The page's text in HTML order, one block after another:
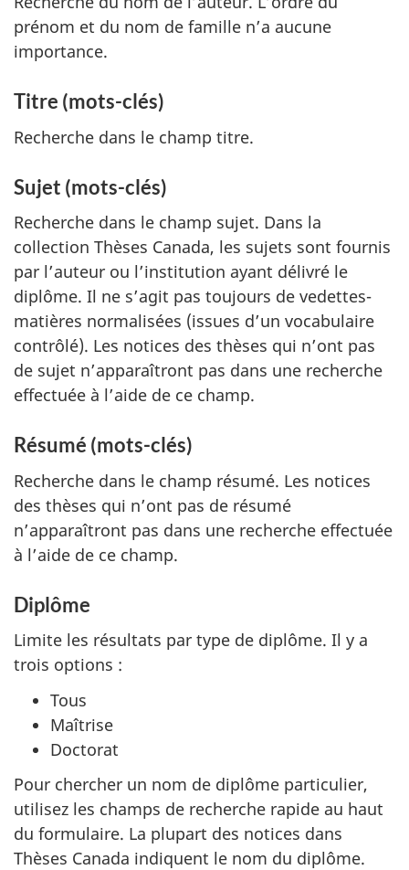
prénom et du nom de famille n’a aucune
importance.
Titre (mots-clés)
Recherche dans le champ titre.
Sujet (mots-clés)
Recherche dans le champ sujet. Dans la
collection Thèses Canada, les sujets sont fournis
par l’auteur ou l’institution ayant délivré le
diplôme. Il ne s’agit pas toujours de vedettes-
matières normalisées (issues d’un vocabulaire
contrôlé). Les notices des thèses qui n’ont pas
de sujet n’apparaîtront pas dans une recherche
effectuée à l’aide de ce champ.
Résumé (mots-clés)
Recherche dans le champ résumé. Les notices
des thèses qui n’ont pas de résumé
n’apparaîtront pas dans une recherche effectuée
à l’aide de ce champ.
Diplôme
Limite les résultats par type de diplôme. Il y a
trois options :
Tous
Maîtrise
Doctorat
Pour chercher un nom de diplôme particulier,
utilisez les champs de recherche rapide au haut
du formulaire. La plupart des notices dans
Thèses Canada indiquent le nom du diplôme.